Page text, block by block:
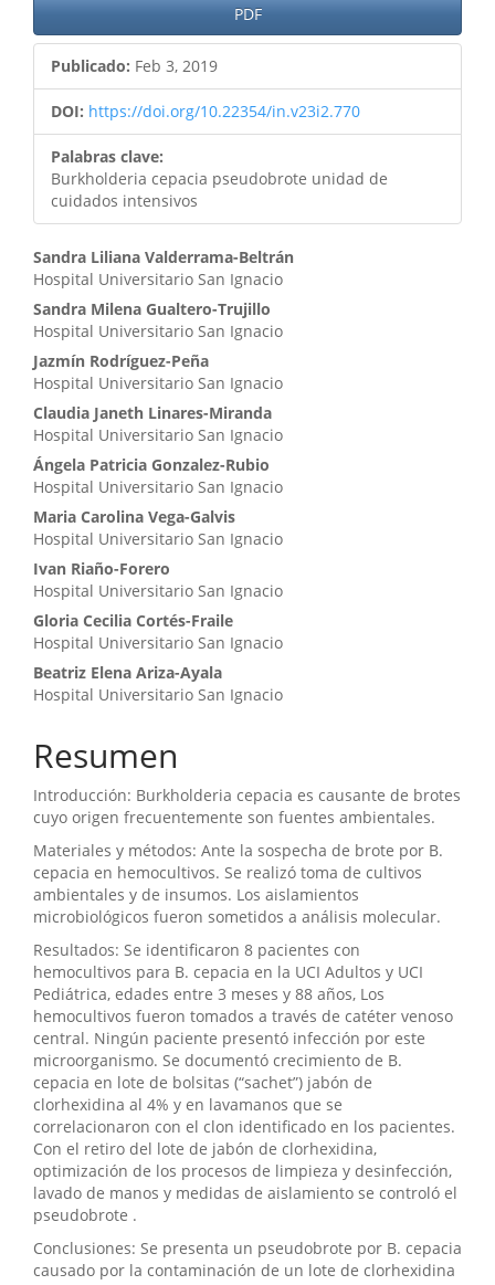
PDF
Publicado: Feb 3, 2019
DOI: https://doi.org/10.22354/in.v23i2.770
Palabras clave:
Burkholderia cepacia pseudobrote unidad de
cuidados intensivos
Contenido
principal
del
artículo
Sandra Liliana Valderrama-Beltrán
Hospital Universitario San Ignacio
Sandra Milena Gualtero-Trujillo
Hospital Universitario San Ignacio
Jazmín Rodríguez-Peña
Hospital Universitario San Ignacio
Claudia Janeth Linares-Miranda
Hospital Universitario San Ignacio
Ángela Patricia Gonzalez-Rubio
Hospital Universitario San Ignacio
Maria Carolina Vega-Galvis
Hospital Universitario San Ignacio
Ivan Riaño-Forero
Hospital Universitario San Ignacio
Gloria Cecilia Cortés-Fraile
Hospital Universitario San Ignacio
Beatriz Elena Ariza-Ayala
Hospital Universitario San Ignacio
Resumen
Introducción: Burkholderia cepacia es causante de brotes
cuyo origen frecuentemente son fuentes ambientales.
Materiales y métodos: Ante la sospecha de brote por B.
cepacia en hemocultivos. Se realizó toma de cultivos
ambientales y de insumos. Los aislamientos
microbiológicos fueron sometidos a análisis molecular.
Resultados: Se identificaron 8 pacientes con
hemocultivos para B. cepacia en la UCI Adultos y UCI
Pediátrica, edades entre 3 meses y 88 años, Los
hemocultivos fueron tomados a través de catéter venoso
central. Ningún paciente presentó infección por este
microorganismo. Se documentó crecimiento de B.
cepacia en lote de bolsitas (“sachet”) jabón de
clorhexidina al 4% y en lavamanos que se
correlacionaron con el clon identificado en los pacientes.
Con el retiro del lote de jabón de clorhexidina,
optimización de los procesos de limpieza y desinfección,
lavado de manos y medidas de aislamiento se controló el
pseudobrote .
Conclusiones: Se presenta un pseudobrote por B. cepacia
causado por la contaminación de un lote de clorhexidina